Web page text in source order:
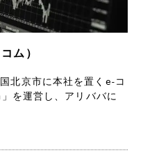
ム）
北京市に本社を置くe-コ
を運営し、アリババに